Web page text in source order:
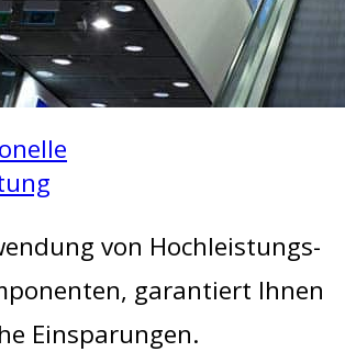
von Hochleistungs-
garantiert Ihnen
Einsparungen.